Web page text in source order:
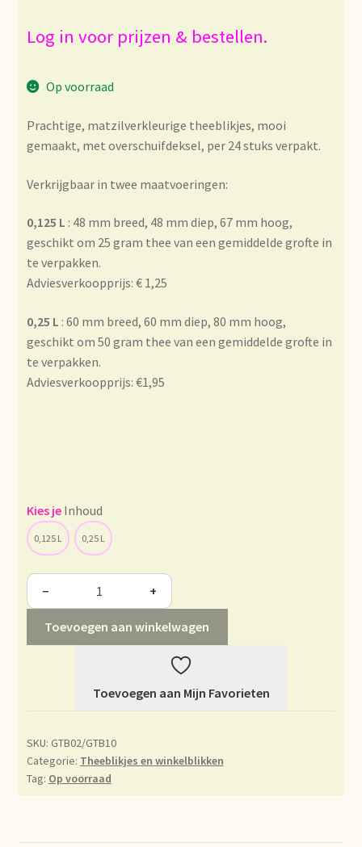
Biologische certificaten
Boletín informativo
Certificados ecológicos.
Certificats biologiques
Commande et délai de livraison
Condiciones generales
Contact
Contacto
Current price list
Declaración de privacidad
Déclaration de confidentialité
Envío y entrega
Log in voor prijzen & bestellen.
Op voorraad
Prachtige, matzilverkleurige theeblikjes, mooi
gemaakt, met overschuifdeksel, per 24 stuks verpakt.
Verkrijgbaar in twee maatvoeringen:
0,125 L : 48 mm breed, 48 mm diep, 67 mm hoog,
geschikt om 25 gram thee van een gemiddelde grofte in
te verpakken.
Adviesverkoopprijs: € 1,25
0,25 L : 60 mm breed, 60 mm diep, 80 mm hoog,
geschikt om 50 gram thee van een gemiddelde grofte in
te verpakken.
Adviesverkoopprijs: €1,95
Inhoud
0,125 L 0,25 L
− +
Toevoegen aan winkelwagen
Toevoegen aan Mijn Favorieten
SKU: GTB02/GTB10
Categorie: Theeblikjes en winkelblikken
Tag: Op voorraad